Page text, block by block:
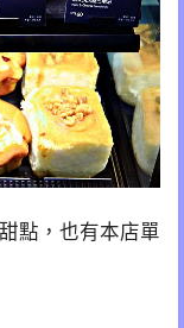
點，也有本店單